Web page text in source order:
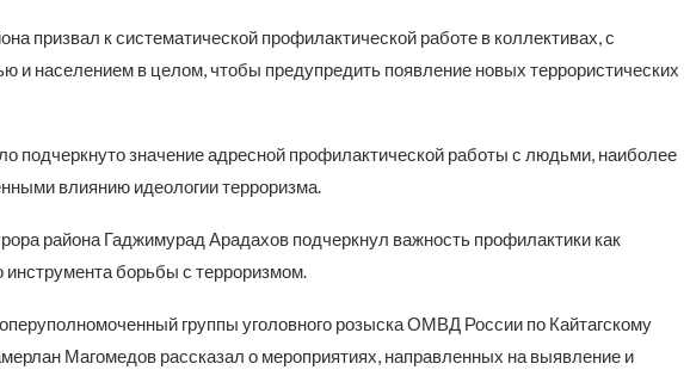
призвал к систематической профилактической работе в коллективах, с
и населением в целом, чтобы предупредить появление новых террористических
подчеркнуто значение адресной профилактической работы с людьми, наиболее
влиянию идеологии терроризма.
района Гаджимурад Арадахов подчеркнул важность профилактики как
инструмента борьбы с терроризмом.
группы уголовного розыска ОМВД России по Кайтагскому
Магомедов рассказал о мероприятиях, направленных на выявление и